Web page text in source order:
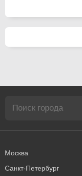
Москва
Санкт-Петербург